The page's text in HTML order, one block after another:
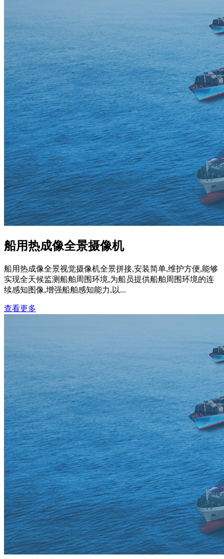
船用热成像全景摄像机
船用热成像全景视觉摄像机全景拼接,安装简单,维护方便,能够
实现全天候监测船舶周围环境,为船员提供船舶周围环境的连
续感知图像,增强船舶感知能力,以...
查看更多